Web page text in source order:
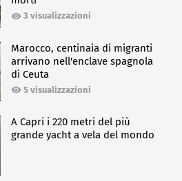
3 visualizzazioni
Marocco, centinaia di migranti
arrivano nell'enclave spagnola
di Ceuta
5 visualizzazioni
A Capri i 220 metri del più
grande yacht a vela del mondo